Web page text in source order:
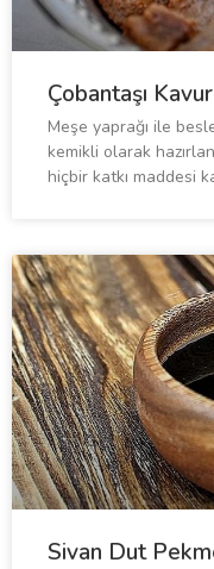
Çobantaşı
Meşe yaprağı ile
kemikli olarak
hiçbir katkı maddesi
Sivan Dut